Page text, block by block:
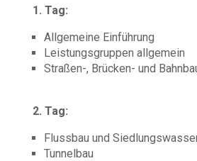
1. Tag:
Allgemeine Einführung
Leistungsgruppen allgemein
Straßen-, Brücken- und
2. Tag:
Flussbau und
Tunnelbau